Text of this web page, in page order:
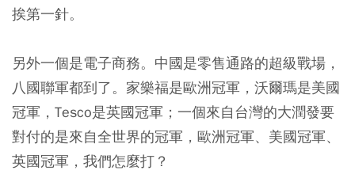
挨第一針。
另外一個是電子商務。中國是零售通路的超級戰場，
八國聯軍都到了。家樂福是歐洲冠軍，沃爾瑪是美國
冠軍，Tesco是英國冠軍；一個來自台灣的大潤發要
對付的是來自全世界的冠軍，歐洲冠軍、美國冠軍、
英國冠軍，我們怎麼打？